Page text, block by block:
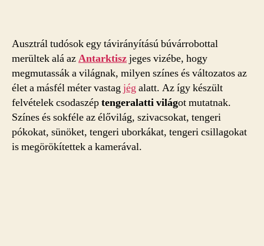
Ausztrál tudósok egy távirányítású búvárrobottal
merültek alá azAntarktiszjeges vizébe, hogy
megmutassák a világnak, milyen színes és változatos az
élet a másfél méter vastagjégalatt. Az így készült
felvételek csodaszéptengeralatti világot mutatnak.
Színes és sokféle az élővilág, szivacsokat, tengeri
pókokat, sünöket, tengeri uborkákat, tengeri csillagokat
is megörökítettek a kamerával.